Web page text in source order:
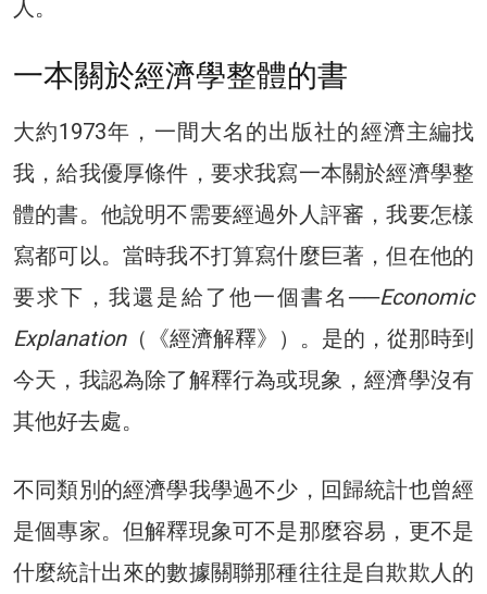
人。
一本關於經濟學整體的書
大約1973年，一間大名的出版社的經濟主編找
我，給我優厚條件，要求我寫一本關於經濟學整
體的書。他說明不需要經過外人評審，我要怎樣
寫都可以。當時我不打算寫什麼巨著，但在他的
要求下，我還是給了他一個書名──Economic
Explanation（《經濟解釋》）。是的，從那時到
今天，我認為除了解釋行為或現象，經濟學沒有
其他好去處。
不同類別的經濟學我學過不少，回歸統計也曾經
是個專家。但解釋現象可不是那麼容易，更不是
什麼統計出來的數據關聯那種往往是自欺欺人的